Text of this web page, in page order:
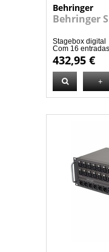
Behringer
Behringer
Stagebox digital
Com 16
432,95 €
+